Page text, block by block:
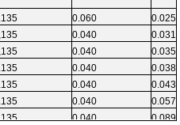
0.060
0.025
0.040
0.031
0.040
0.035
0.040
0.038
0.040
0.043
0.040
0.057
0.040 0,089